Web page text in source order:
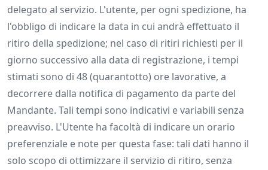
delegato al servizio. L'utente, per ogni spedizione, ha
l'obbligo di indicare la data in cui andrà effettuato il
ritiro della spedizione; nel caso di ritiri richiesti per il
giorno successivo alla data di registrazione, i tempi
stimati sono di 48 (quarantotto) ore lavorative, a
decorrere dalla notifica di pagamento da parte del
Mandante. Tali tempi sono indicativi e variabili senza
preavviso. L'Utente ha facoltà di indicare un orario
preferenziale e note per questa fase: tali dati hanno il
solo scopo di ottimizzare il servizio di ritiro, senza